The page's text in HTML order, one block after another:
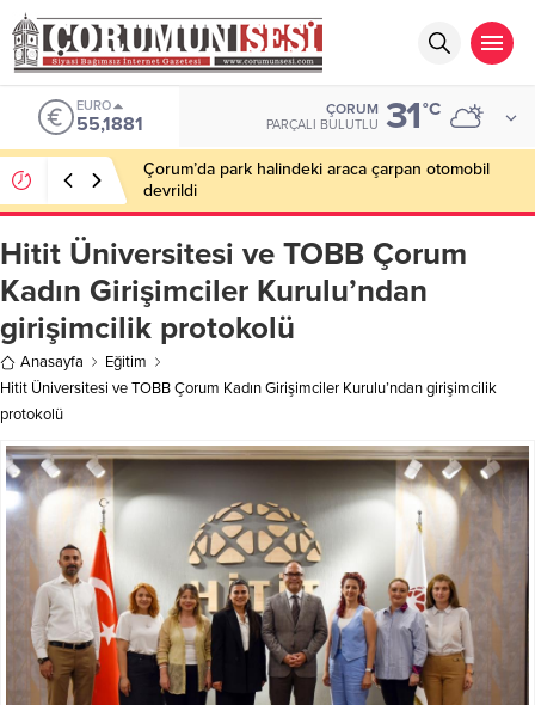
EURO
55,1881
ÇORUM
PARÇALI BULUTLU 31°C
Çorum’da park halindeki araca çarpan otomobil
devrildi
Hitit Üniversitesi ve TOBB Çorum
Kadın Girişimciler Kurulu’ndan
girişimcilik protokolü
Anasayfa
Eğitim
Hitit Üniversitesi ve TOBB Çorum Kadın Girişimciler Kurulu’ndan girişimcilik
protokolü